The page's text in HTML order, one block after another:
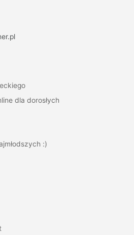
dla dorosłych
:)